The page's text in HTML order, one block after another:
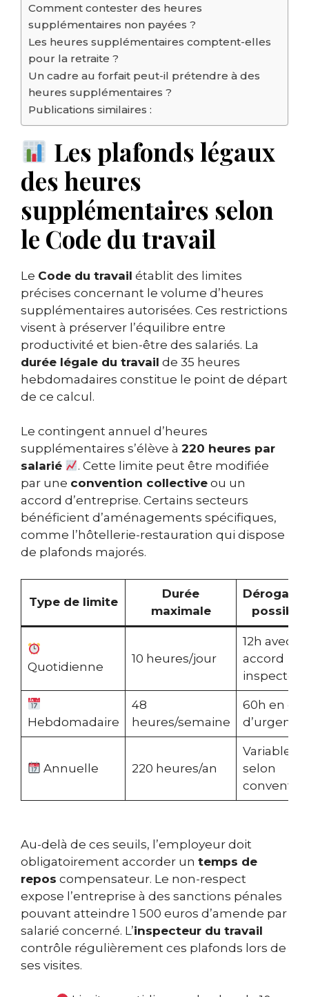
Comment contester des heures
supplémentaires non payées ?
Les heures supplémentaires comptent-elles
pour la retraite ?
Un cadre au forfait peut-il prétendre à des
heures supplémentaires ?
Publications similaires :
Les plafonds légaux
des heures
supplémentaires selon
le Code du travail
Le Code du travail établit des limites
précises concernant le volume d’heures
supplémentaires autorisées. Ces restrictions
visent à préserver l’équilibre entre
productivité et bien-être des salariés. La
durée légale du travail de 35 heures
hebdomadaires constitue le point de départ
de ce calcul.
Le contingent annuel d’heures
supplémentaires s’élève à 220 heures par
salarié
. Cette limite peut être modifiée
par une convention collective ou un
accord d’entreprise. Certains secteurs
bénéficient d’aménagements spécifiques,
comme l’hôtellerie-restauration qui dispose
de plafonds majorés.
Type de limite
Durée
maximale
Quotidienne
10 heures/jour
12h avec
accord
inspecteur
Hebdomadaire
48
heures/semaine
60h en cas
d’urgence
Annuelle 220 heures/an
Variable
selon
Au-delà de ces seuils, l’employeur doit
obligatoirement accorder un temps de
repos compensateur. Le non-respect
expose l’entreprise à des sanctions pénales
pouvant atteindre 1 500 euros d’amende par
salarié concerné. L’inspecteur du travail
contrôle régulièrement ces plafonds lors de
ses visites.